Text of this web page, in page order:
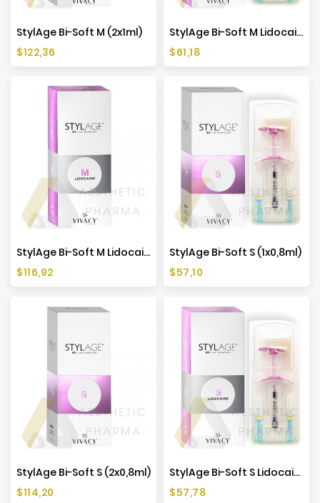
StylAge Bi-Soft M (2x1ml)
Cena
$122,36
StylAge Bi-Soft M Lidocaine (1x1ml)
Cena
$61,18
StylAge Bi-Soft M Lidocaine (2x1ml)
Cena
$116,92
StylAge Bi-Soft S (1x0,8ml)
Cena
$57,10
StylAge Bi-Soft S (2x0,8ml)
Cena
$114,20
StylAge Bi-Soft S Lidocaine (1x0,8ml)
Cena
$57,78